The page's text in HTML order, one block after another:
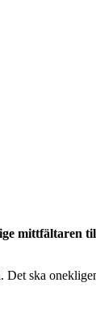
ska